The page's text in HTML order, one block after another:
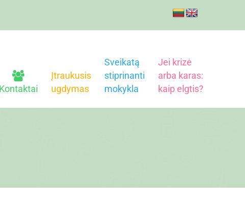
Kontaktai
Įtraukusis
ugdymas
Sveikatą
stiprinanti
mokykla
Jei krizė
arba karas:
kaip elgtis?